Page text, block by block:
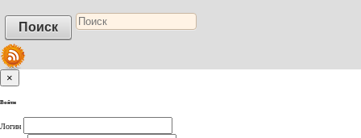
×
Войти
Логин